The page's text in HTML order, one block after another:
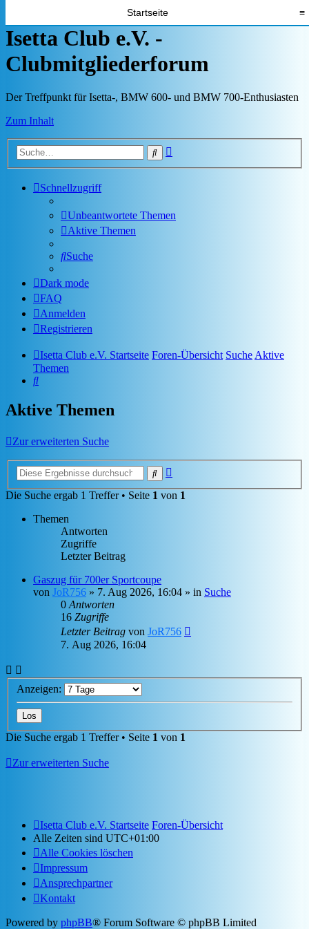
Startseite ≡
Isetta Club e.V. -
Clubmitgliederforum
Der Treffpunkt für Isetta-, BMW 600- und BMW 700-Enthusiasten
Zum Inhalt
Suche
Schnellzugriff
Unbeantwortete Themen
Aktive Themen
Suche
Dark mode
FAQ
Anmelden
Registrieren
Isetta Club e.V. Startseite Foren-Übersicht Suche Aktive
Themen
Suche
Aktive Themen
Zur erweiterten Suche
Suche
Die Suche ergab 1 Treffer • Seite 1 von 1
Themen
Antworten
Zugriffe
Letzter Beitrag
Gaszug für 700er Sportcoupe
von JoR756 » 7. Aug 2026, 16:04 » in Suche
0Antworten
16 Zugriffe
Letzter Beitrag von JoR756
7. Aug 2026, 16:04
Anzeigen:
Die Suche ergab 1 Treffer • Seite 1 von 1
Zur erweiterten Suche
Isetta Club e.V. Startseite Foren-Übersicht
Alle Zeiten sind UTC+01:00
Alle Cookies löschen
Impressum
Ansprechpartner
Kontakt
Powered by phpBB® Forum Software © phpBB Limited